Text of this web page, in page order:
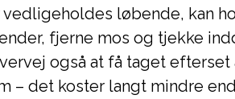
vedligeholdes løbende, kan
fjerne mos og tjekke
også at få taget
– det koster langt mindre